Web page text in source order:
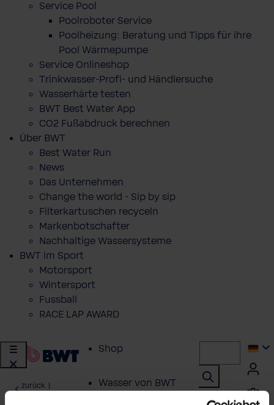
Service Pool
Poolroboter Service
Poolheizung: Beratung und Tipps für ihre
Pool Wärmepumpe
Service Onlineshop
Trinkwasser-Profi- und Händlersuche
Wasserhärte testen
BWT Best Water App
CO2 Fußabdruck berechnen
Über BWT
Best Water Run
News
Das Unternehmen
Change the world - Sip by sip
Filterkartuschen recyceln
Markenbotschafter
Nachhaltige Wassersysteme
BWT im Sport
Motorsport
Wintersport
Fussball
RACE LAP AWARD
Shop
Wasser von BWT
zurück